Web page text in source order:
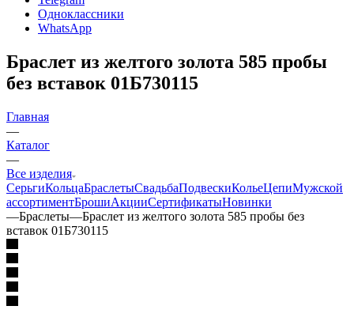
Одноклассники
WhatsApp
Браслет из желтого золота 585 пробы
без вставок 01Б730115
Главная
—
Каталог
—
Все изделия
СерьгиКольцаБраслетыСвадьбаПодвескиКольеЦепиМужской
ассортиментБрошиАкцииСертификатыНовинки
—Браслеты—Браслет из желтого золота 585 пробы без
вставок 01Б730115